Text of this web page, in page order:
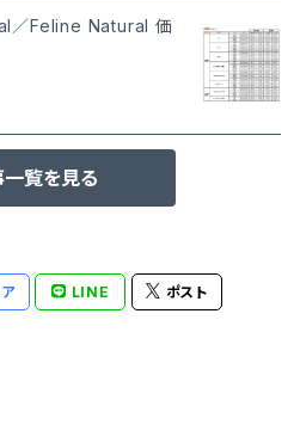
／Feline Natural 価
覧を見る
LINE ポスト